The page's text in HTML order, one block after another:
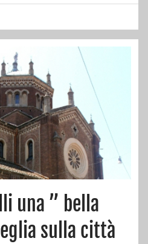
una ” bella
sulla città